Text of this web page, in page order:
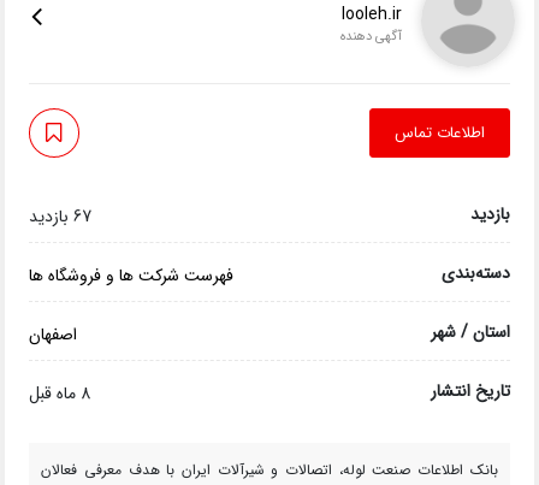
looleh.ir
آگهی دهنده
اطلاعات تماس
بازدید 67 بازدید
دسته‌بندی فهرست شرکت ها و فروشگاه ها
استان / شهر اصفهان
تاریخ انتشار 8 ماه قبل
بانک اطلاعات صنعت لوله، اتصالات و شیرآلات ایران با هدف معرفی فعالان